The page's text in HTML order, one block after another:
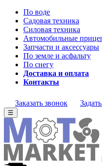
По воде
Садовая техника
Силовая техника
Автомобильные
Запчасти и аксессуары
По земле и асфальту
По снегу
Доставка и оплата
Контакты
Заказать звонок
☰